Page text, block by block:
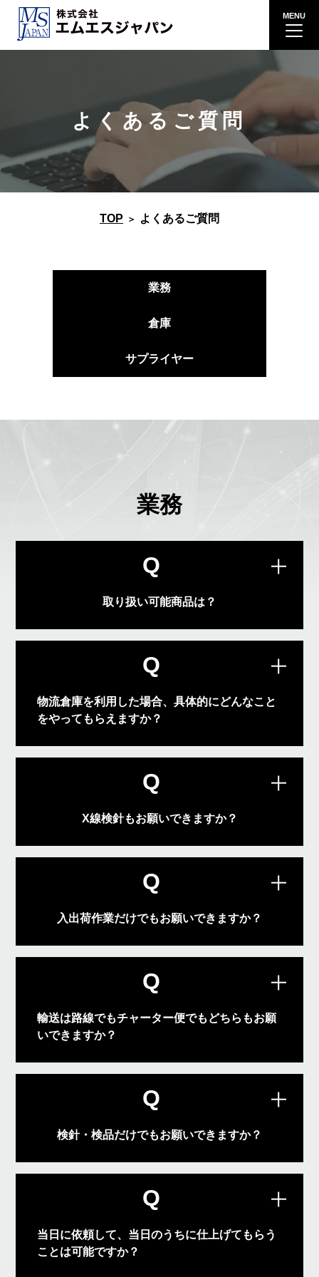
よくあるご質問
TOP よくあるご質問
業務
倉庫
サプライヤー
業務
Q
取り扱い可能商品は？
A
温度管理の厳しい品物、薬事法の必要な
物、危険物の対象になるもの以外はお取
り扱い可能ですが、詳しくはお問い合わ
お問い合わせ
Q
物流倉庫を利用した場合、具体的にどんなこと
をやってもらえますか？
A
商品の入荷作業から保管、発送までを行
頂いております。
Q
X線検針もお願いできますか？
A
現在自社でのお取り扱いはしておりませ
んが、協力先会社様と連携する事は可能
Q
入出荷作業だけでもお願いできますか？
A
Q
輸送は路線でもチャーター便でもどちらもお願
いできますか？
A
チャーター輸送でも、路線便での小口配
送やセンター納品など、お客様のご要望
Q
検針・検品だけでもお願いできますか？
A
Q
当日に依頼して、当日のうちに仕上げてもらう
ことは可能ですか？
作業内容や物量によっては、当日の新規